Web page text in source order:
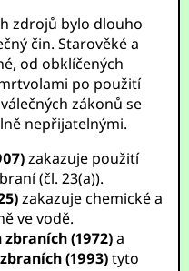
zdrojů bylo dlouho
čin. Starověké a
od obklíčených
po použití
zákonů se
nepřijatelnými.
zakazuje použití
(čl. 23(a)).
zakazuje chemické a
ve vodě.
(1972)a
(1993)tyto